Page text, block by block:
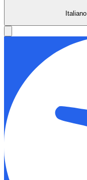
Italiano